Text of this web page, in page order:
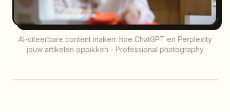
AI-citeerbare content maken: hoe ChatGPT en Perplexity
jouw artikelen oppikken - Professional photography